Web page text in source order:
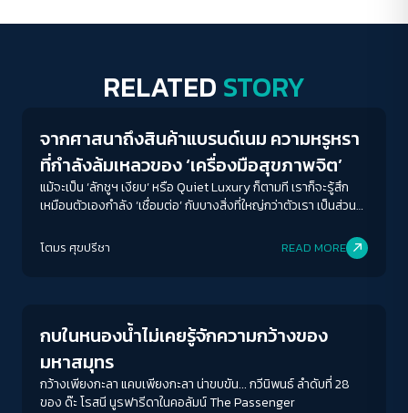
RELATED STORY
Human & Society
จากศาสนาถึงสินค้าแบรนด์เนม ความหรูหรา
ที่กำลังล้มเหลวของ ‘เครื่องมือสุขภาพจิต’
แม้จะเป็น ‘ลักชูฯ เงียบ’ หรือ Quiet Luxury ก็ตามที เราก็จะรู้สึก
เหมือนตัวเองกำลัง ‘เชื่อมต่อ’ กับบางสิ่งที่ใหญ่กว่าตัวเรา เป็นส่วน
ศาสนาทำให้เราเป็นส่วนหนึ่งของกลุ่มคนที่ ‘เชื่อ’ แบบเดียวกัน
โตมร ศุขปรีชา READ MORE
กบในหนองน้ำไม่เคยรู้จักความกว้างของ
มหาสมุทร
กว้างเพียงกะลา แคบเพียงกะลา น่าขบขัน... กวีนิพนธ์ ลำดับที่ 28
ของ ด๊ะ โรสนี นูรฟารีดาในคอลัมน์ The Passenger
A- A A+ A++
ปกติ มาก มากที่สุด
ปรับสีสำหรับตาบอดสี
ปิด Protan Deutan Tritan
คอนทราสต์สูง
เน้นกรอบ Focus